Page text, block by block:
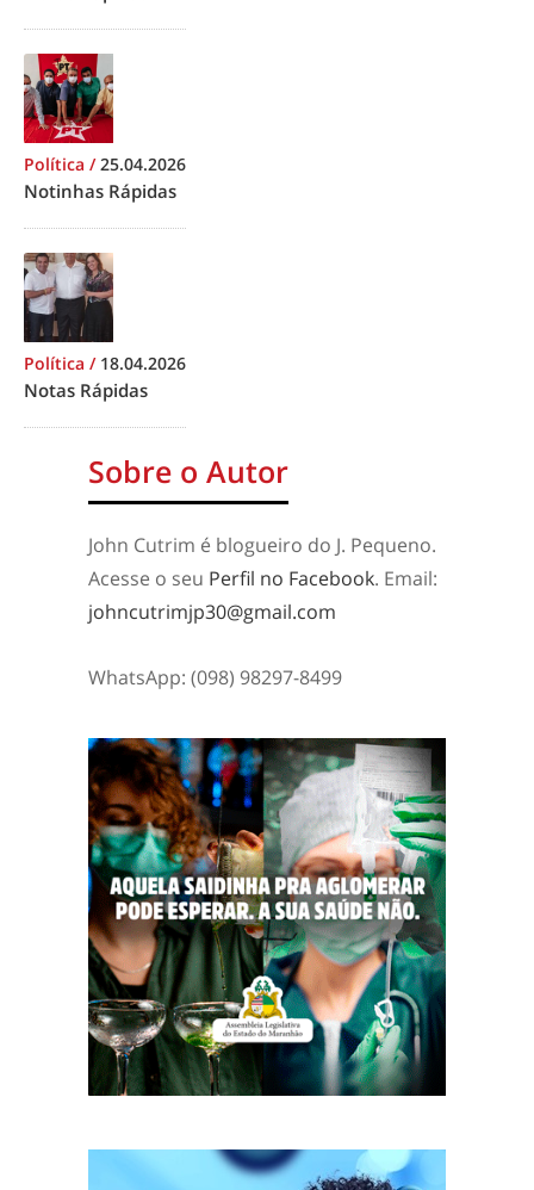
Política /25.04.2026
Notinhas Rápidas
Política / 18.04.2026
Notas Rápidas
Sobre o Autor
John Cutrim é blogueiro do J. Pequeno.
Acesse o seu Perfil no Facebook. Email:
johncutrimjp30@gmail.com
WhatsApp: (098) 98297-8499